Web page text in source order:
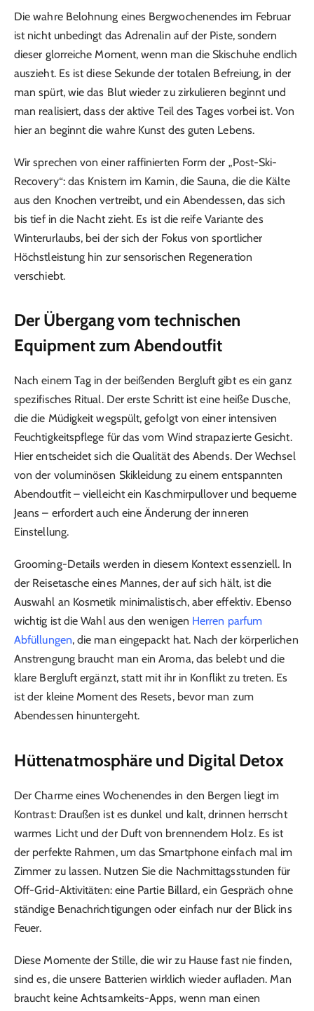
Die wahre Belohnung eines Bergwochenendes im Februar
ist nicht unbedingt das Adrenalin auf der Piste, sondern
dieser glorreiche Moment, wenn man die Skischuhe endlich
auszieht. Es ist diese Sekunde der totalen Befreiung, in der
man spürt, wie das Blut wieder zu zirkulieren beginnt und
man realisiert, dass der aktive Teil des Tages vorbei ist. Von
hier an beginnt die wahre Kunst des guten Lebens.
Wir sprechen von einer raffinierten Form der „Post-Ski-
Recovery“: das Knistern im Kamin, die Sauna, die die Kälte
aus den Knochen vertreibt, und ein Abendessen, das sich
bis tief in die Nacht zieht. Es ist die reife Variante des
Winterurlaubs, bei der sich der Fokus von sportlicher
Höchstleistung hin zur sensorischen Regeneration
verschiebt.
Der Übergang vom technischen
Equipment zum Abendoutfit
Nach einem Tag in der beißenden Bergluft gibt es ein ganz
spezifisches Ritual. Der erste Schritt ist eine heiße Dusche,
die die Müdigkeit wegspült, gefolgt von einer intensiven
Feuchtigkeitspflege für das vom Wind strapazierte Gesicht.
Hier entscheidet sich die Qualität des Abends. Der Wechsel
von der voluminösen Skikleidung zu einem entspannten
Abendoutfit – vielleicht ein Kaschmirpullover und bequeme
Jeans – erfordert auch eine Änderung der inneren
Einstellung.
Grooming-Details werden in diesem Kontext essenziell. In
der Reisetasche eines Mannes, der auf sich hält, ist die
Auswahl an Kosmetik minimalistisch, aber effektiv. Ebenso
wichtig ist die Wahl aus den wenigen Herren parfum
Abfüllungen, die man eingepackt hat. Nach der körperlichen
Anstrengung braucht man ein Aroma, das belebt und die
klare Bergluft ergänzt, statt mit ihr in Konflikt zu treten. Es
ist der kleine Moment des Resets, bevor man zum
Abendessen hinuntergeht.
Hüttenatmosphäre und Digital Detox
Der Charme eines Wochenendes in den Bergen liegt im
Kontrast: Draußen ist es dunkel und kalt, drinnen herrscht
warmes Licht und der Duft von brennendem Holz. Es ist
der perfekte Rahmen, um das Smartphone einfach mal im
Zimmer zu lassen. Nutzen Sie die Nachmittagsstunden für
Off-Grid-Aktivitäten: eine Partie Billard, ein Gespräch ohne
ständige Benachrichtigungen oder einfach nur der Blick ins
Feuer.
Diese Momente der Stille, die wir zu Hause fast nie finden,
sind es, die unsere Batterien wirklich wieder aufladen. Man
braucht keine Achtsamkeits-Apps, wenn man einen